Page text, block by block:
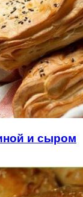
и сыром